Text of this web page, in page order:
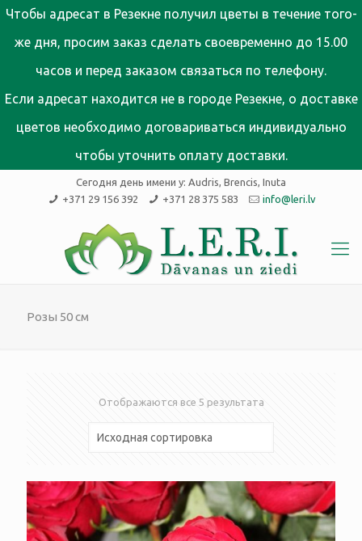
Чтобы адресат в Резекне получил цветы в течение того-
же дня, просим заказ сделать своевременно до 15.00
часов и перед заказом связаться по телефону.
Если адресат находится не в городе Резекне, о доставке
цветов необходимо договариваться индивидуально
чтобы уточнить оплату доставки.
Сегодня день имени у: Audris, Brencis, Inuta
+371 29 156 392
+371 28 375 583 info@leri.lv
Розы 50 см
Отображаются все 5 результата